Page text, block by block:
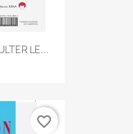
LE...
favorite_border